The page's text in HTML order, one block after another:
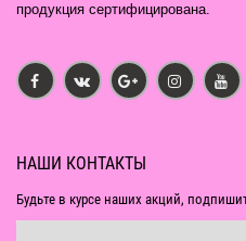
продукция сертифицирована.
НАШИ КОНТАКТЫ
Будьте в курсе наших акций,